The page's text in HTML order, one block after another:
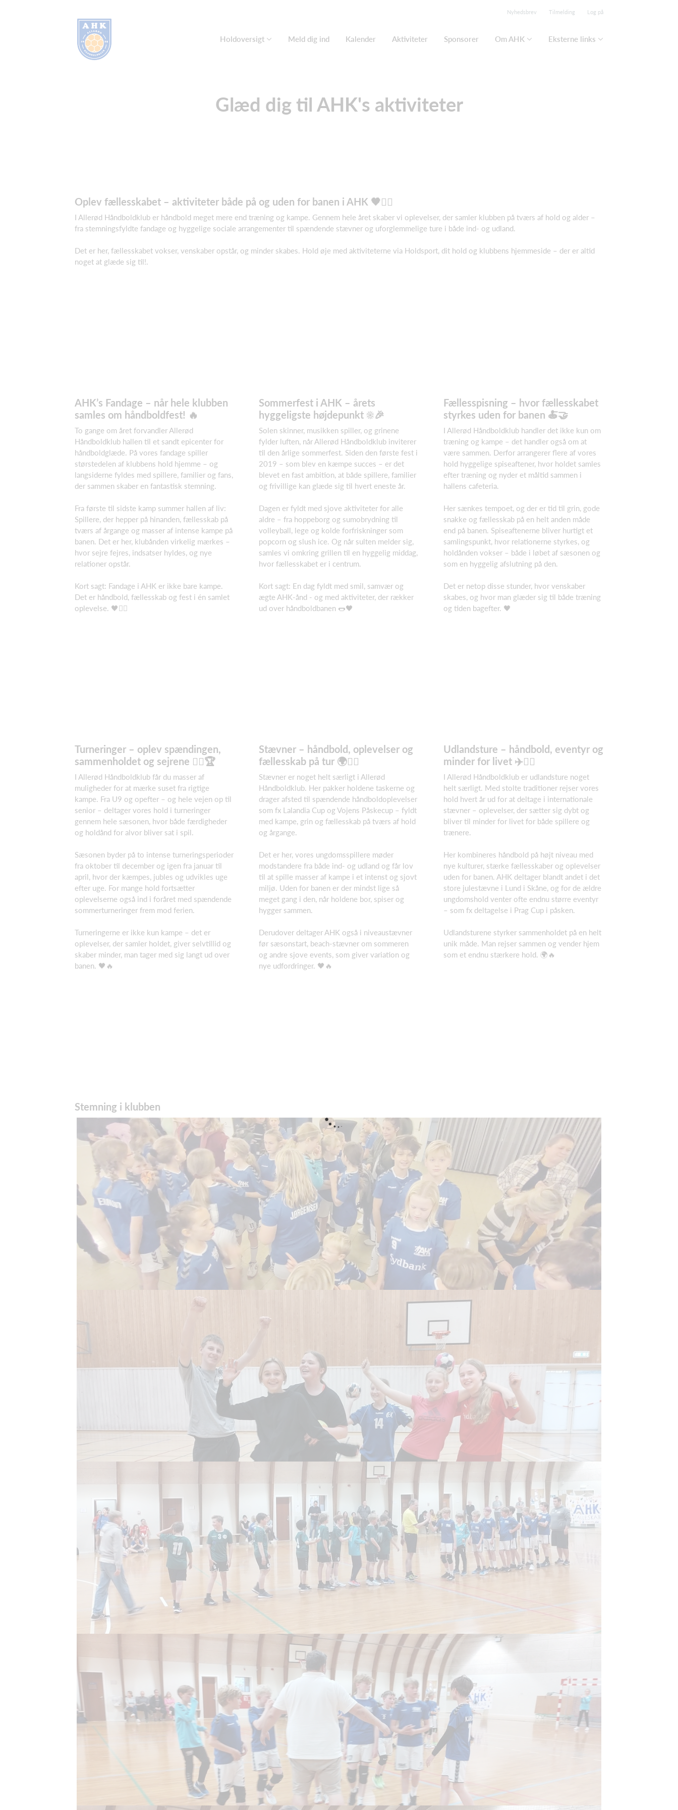
Nyhedsbrev Tilmelding Log på
Holdoversigt Meld dig ind Kalender Aktiviteter Sponsorer Om AHK Eksterne links
Glæd dig til AHK's aktiviteter
Oplev fællesskabet – aktiviteter både på og uden for banen i AHK 🖤🤾‍♂️
I Allerød Håndboldklub er håndbold meget mere end træning og kampe. Gennem hele året skaber vi oplevelser, der samler klubben på tværs af hold og alder –
fra stemningsfyldte fandage og hyggelige sociale arrangementer til spændende stævner og uforglemmelige ture i både ind- og udland.
Det er her, fællesskabet vokser, venskaber opstår, og minder skabes. Hold øje med aktiviteterne via Holdsport, dit hold og klubbens hjemmeside – der er altid
noget at glæde sig til!.
AHK’s Fandage – når hele klubben
samles om håndboldfest! 🔥
To gange om året forvandler Allerød
Håndboldklub hallen til et sandt epicenter for
håndboldglæde. På vores fandage spiller
størstedelen af klubbens hold hjemme – og
langsiderne fyldes med spillere, familier og fans,
der sammen skaber en fantastisk stemning.
Fra første til sidste kamp summer hallen af liv:
Spillere, der hepper på hinanden, fællesskab på
tværs af årgange og masser af intense kampe på
banen. Det er her, klubånden virkelig mærkes –
hvor sejre fejres, indsatser hyldes, og nye
relationer opstår.
Kort sagt: Fandage i AHK er ikke bare kampe.
Det er håndbold, fællesskab og fest i én samlet
oplevelse. 🖤🤾‍♂️
Sommerfest i AHK – årets
hyggeligste højdepunkt ☀️🎉
Solen skinner, musikken spiller, og grinene
fylder luften, når Allerød Håndboldklub inviterer
til den årlige sommerfest. Siden den første fest i
2019 – som blev en kæmpe succes – er det
blevet en fast ambition, at både spillere, familier
og frivillige kan glæde sig til hvert eneste år.
Dagen er fyldt med sjove aktiviteter for alle
aldre – fra hoppeborg og sumobrydning til
volleyball, lege og kolde forfriskninger som
popcorn og slush ice. Og når sulten melder sig,
samles vi omkring grillen til en hyggelig middag,
hvor fællesskabet er i centrum.
Kort sagt: En dag fyldt med smil, samvær og
ægte AHK-ånd - og med aktiviteter, der rækker
ud over håndboldbanen 🌭🖤
Fællesspisning – hvor fællesskabet
styrkes uden for banen 🍝🤝
I Allerød Håndboldklub handler det ikke kun om
træning og kampe – det handler også om at
være sammen. Derfor arrangerer flere af vores
hold hyggelige spiseaftener, hvor holdet samles
efter træning og nyder et måltid sammen i
hallens cafeteria.
Her sænkes tempoet, og der er tid til grin, gode
snakke og fællesskab på en helt anden måde
end på banen. Spiseaftenerne bliver hurtigt et
samlingspunkt, hvor relationerne styrkes, og
holdånden vokser – både i løbet af sæsonen og
som en hyggelig afslutning på den.
Det er netop disse stunder, hvor venskaber
skabes, og hvor man glæder sig til både træning
og tiden bagefter. 🖤
Turneringer – oplev spændingen,
sammenholdet og sejrene 🤾‍♂️🏆
I Allerød Håndboldklub får du masser af
muligheder for at mærke suset fra rigtige
kampe. Fra U9 og opefter – og hele vejen op til
senior – deltager vores hold i turneringer
gennem hele sæsonen, hvor både færdigheder
og holdånd for alvor bliver sat i spil.
Sæsonen byder på to intense turneringsperioder
fra oktober til december og igen fra januar til
april, hvor der kæmpes, jubles og udvikles uge
efter uge. For mange hold fortsætter
oplevelserne også ind i foråret med spændende
sommerturneringer frem mod ferien.
Turneringerne er ikke kun kampe – det er
oplevelser, der samler holdet, giver selvtillid og
skaber minder, man tager med sig langt ud over
banen. 🖤🔥
Stævner – håndbold, oplevelser og
fællesskab på tur 🌍🤾‍♀️
Stævner er noget helt særligt i Allerød
Håndboldklub. Her pakker holdene taskerne og
drager afsted til spændende håndboldoplevelser
som fx Lalandia Cup og Vojens Påskecup – fyldt
med kampe, grin og fællesskab på tværs af hold
og årgange.
Det er her, vores ungdomsspillere møder
modstandere fra både ind- og udland og får lov
til at spille masser af kampe i et intenst og sjovt
miljø. Uden for banen er der mindst lige så
meget gang i den, når holdene bor, spiser og
hygger sammen.
Derudover deltager AHK også i niveaustævner
før sæsonstart, beach-stævner om sommeren
og andre sjove events, som giver variation og
nye udfordringer. 🖤🔥
Udlandsture – håndbold, eventyr og
minder for livet ✈️🤾‍♂️
I Allerød Håndboldklub er udlandsture noget
helt særligt. Med stolte traditioner rejser vores
hold hvert år ud for at deltage i internationale
stævner – oplevelser, der sætter sig dybt og
bliver til minder for livet for både spillere og
trænere.
Her kombineres håndbold på højt niveau med
nye kulturer, stærke fællesskaber og oplevelser
uden for banen. AHK deltager blandt andet i det
store julestævne i Lund i Skåne, og for de ældre
ungdomshold venter ofte endnu større eventyr
– som fx deltagelse i Prag Cup i påsken.
Udlandsturene styrker sammenholdet på en helt
unik måde. Man rejser sammen og vender hjem
som et endnu stærkere hold. 🌍🔥
Stemning i klubben